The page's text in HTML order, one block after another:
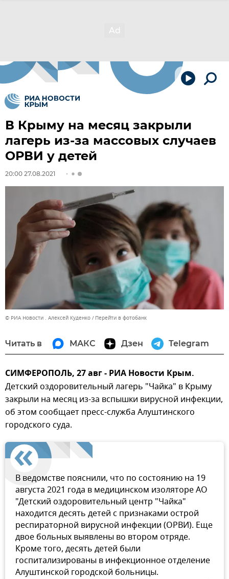
В Крыму на месяц закрыли
лагерь из-за массовых случаев
ОРВИ у детей
20:00 27.08.2021
© РИА Новости . Алексей Куденко Перейти в фотобанк
Читать в МАКС Дзен Telegram
СИМФЕРОПОЛЬ, 27 авг - РИА Новости Крым.
Детский оздоровительный лагерь "Чайка" в Крыму
закрыли на месяц из-за вспышки вирусной инфекции,
об этом сообщает пресс-служба Алуштинского
городского суда.
В ведомстве пояснили, что по состоянию на 19
августа 2021 года в медицинском изоляторе АО
"Детский оздоровительный центр "Чайка"
находится десять детей с признаками острой
респираторной вирусной инфекции (ОРВИ). Еще
двое больных выявлены во втором отряде.
Кроме того, десять детей были
госпитализированы в инфекционное отделение
Алуштинской городской больницы.